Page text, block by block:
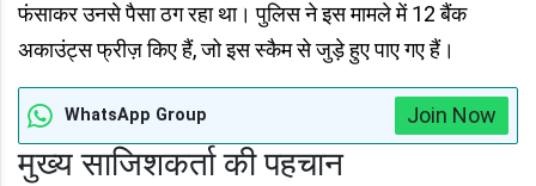
फंसाकर उनसे पैसा ठग रहा था। पुलिस ने इस मामले में 12 बैंक
अकाउंट्स फ्रीज़ किए हैं, जो इस स्कैम से जुड़े हुए पाए गए हैं।
WhatsApp Group Join Now
मुख्य साजिशकर्ता की पहचान